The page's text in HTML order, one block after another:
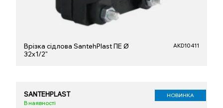
Врізка сідлова SantehPlast ПЕ Ø
32x1/2"
AKD10411
SANTEHPLAST
В наявності
НОВИНКА